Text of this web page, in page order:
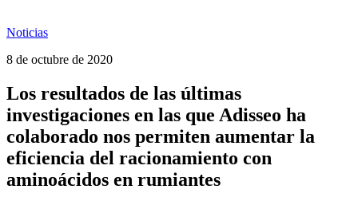
Noticias
8 de octubre de 2020
Los resultados de las últimas
investigaciones en las que Adisseo ha
colaborado nos permiten aumentar la
eficiencia del racionamiento con
aminoácidos en rumiantes